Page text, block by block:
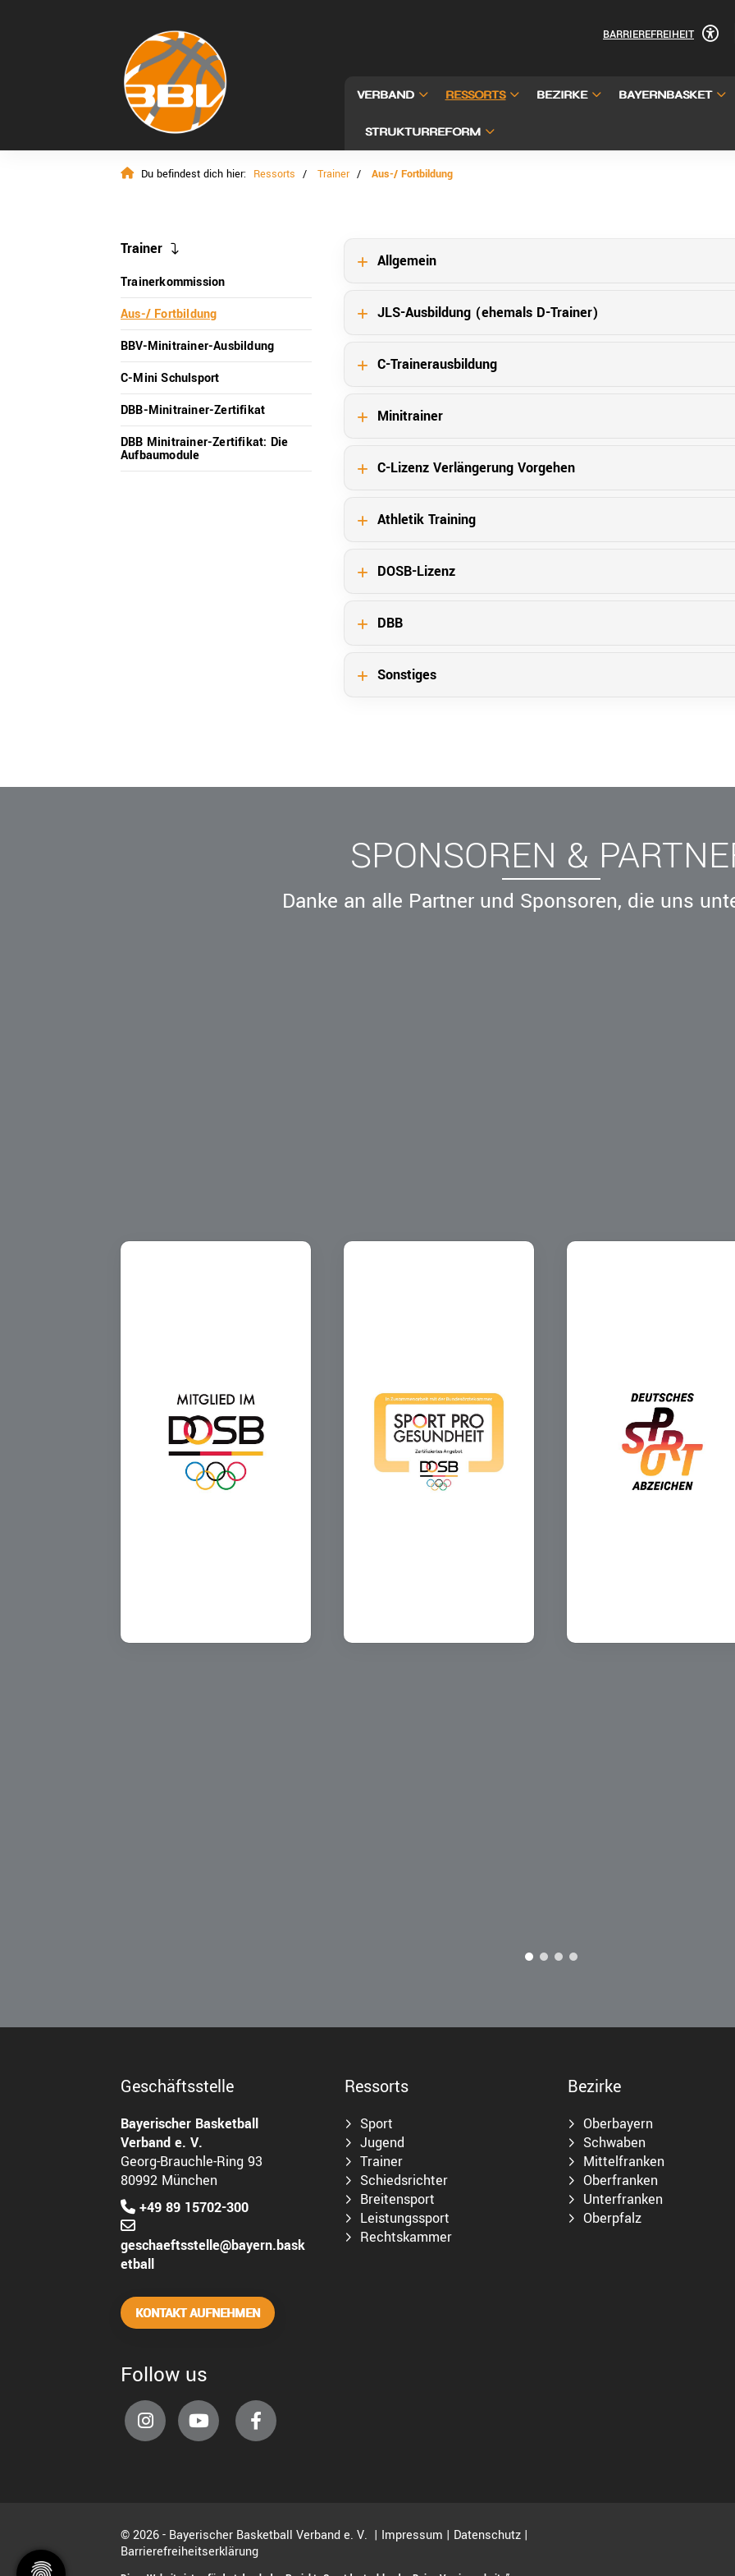
BARRIEREFREIHEIT
VERBAND RESSORTS BEZIRKE BAYERNBASKET
STRUKTURREFORM
Du befindest dich hier: Ressorts Trainer Aus-/ Fortbildung
Allgemein
JLS-Ausbildung (ehemals D-Trainer)
C-Trainerausbildung
Minitrainer
C-Lizenz Verlängerung Vorgehen
Athletik Training
DOSB-Lizenz
DBB
Sonstiges
Trainer
Trainerkommission
Aus-/ Fortbildung
BBV-Minitrainer-Ausbildung
C-Mini Schulsport
DBB-Minitrainer-Zertifikat
DBB Minitrainer-Zertifikat: Die
Aufbaumodule
SPONSOREN &
Danke an alle Partner und Sponsoren, die uns
Geschäftsstelle
Bayerischer Basketball
Verband e. V.
Georg-Brauchle-Ring 93
80992 München
+49 89 15702-300
geschaeftsstelle@bayern.bask
etball
KONTAKT AUFNEHMEN
Ressorts
Sport
Jugend
Trainer
Schiedsrichter
Breitensport
Leistungssport
Rechtskammer
Bezirke
Oberbayern
Schwaben
Mittelfranken
Oberfranken
Unterfranken
Oberpfalz
Follow us
© 2026 - Bayerischer Basketball Verband e. V. | Impressum | Datenschutz |
Barrierefreiheitserklärung
KONTAKT AUFNEHMEN
Jugend